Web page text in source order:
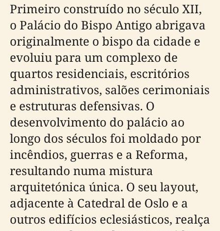
Primeiro construído no século XII,
o Palácio do Bispo Antigo abrigava
originalmente o bispo da cidade e
evoluiu para um complexo de
quartos residenciais, escritórios
administrativos, salões cerimoniais
e estruturas defensivas. O
desenvolvimento do palácio ao
longo dos séculos foi moldado por
incêndios, guerras e a Reforma,
resultando numa mistura
arquitetónica única. O seu layout,
adjacente à Catedral de Oslo e a
outros edifícios eclesiásticos, realça